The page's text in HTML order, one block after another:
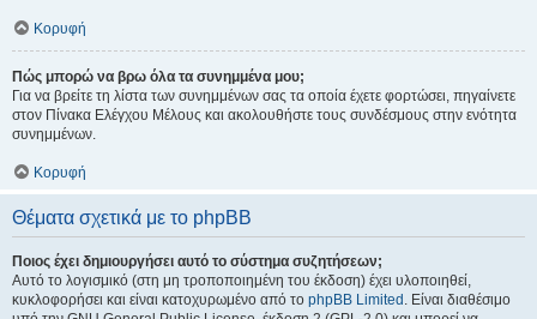
Κορυφή
Πώς μπορώ να βρω όλα τα συνημμένα μου;
Για να βρείτε τη λίστα των συνημμένων σας τα οποία έχετε φορτώσει, πηγαίνετε
στον Πίνακα Ελέγχου Μέλους και ακολουθήστε τους συνδέσμους στην ενότητα
συνημμένων.
Κορυφή
Θέματα σχετικά με το phpBB
Ποιος έχει δημιουργήσει αυτό το σύστημα συζητήσεων;
Αυτό το λογισμικό (στη μη τροποποιημένη του έκδοση) έχει υλοποιηθεί,
κυκλοφορήσει και είναι κατοχυρωμένο από το phpBB Limited . Είναι διαθέσιμο